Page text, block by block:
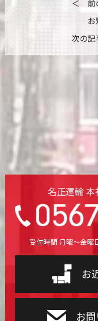
＜ 前
お
次の
名正運輸 本
受付時間 月曜〜金曜
お
お